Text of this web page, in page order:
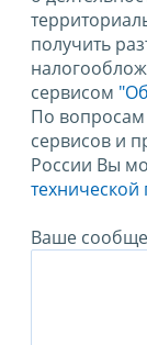
получить
сервисом
По
сервисов и
России Вы
Ваше